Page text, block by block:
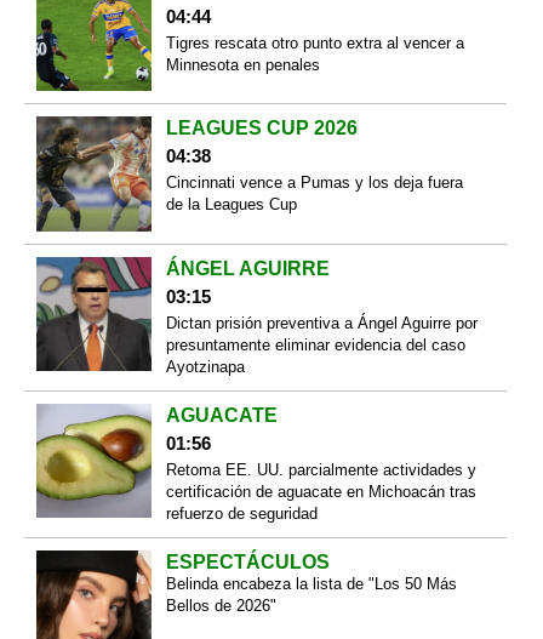
04:44
Tigres rescata otro punto extra al vencer a
Minnesota en penales
LEAGUES CUP 2026
04:38
Cincinnati vence a Pumas y los deja fuera
de la Leagues Cup
ÁNGEL AGUIRRE
03:15
Dictan prisión preventiva a Ángel Aguirre por
presuntamente eliminar evidencia del caso
Ayotzinapa
AGUACATE
01:56
Retoma EE. UU. parcialmente actividades y
certificación de aguacate en Michoacán tras
refuerzo de seguridad
ESPECTÁCULOS
Belinda encabeza la lista de "Los 50 Más
Bellos de 2026"